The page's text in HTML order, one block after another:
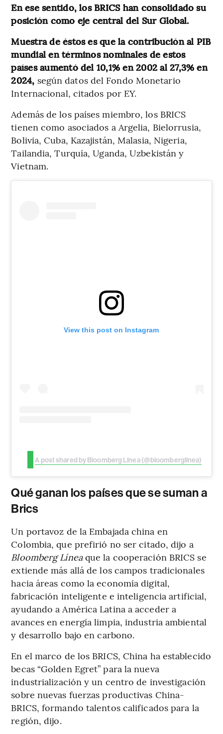
En ese sentido, los BRICS han consolidado su
posición como eje central del Sur Global.
Muestra de éstos es que la contribución al PIB
mundial en términos nominales de estos
países aumentó del 10,1% en 2002 al 27,3% en
2024, según datos del Fondo Monetario
Internacional, citados por EY.
Además de los países miembro, los BRICS
tienen como asociados a Argelia, Bielorrusia,
Bolivia, Cuba, Kazajistán, Malasia, Nigeria,
Tailandia, Turquía, Uganda, Uzbekistán y
Vietnam.
View this post on Instagram
A post shared by Bloomberg Línea (@bloomberglinea)
Qué ganan los países que se suman a
Brics
Un portavoz de la Embajada china en
Colombia, que prefirió no ser citado, dijo a
Bloomberg Líneaque la cooperación BRICS se
extiende más allá de los campos tradicionales
hacia áreas como la economía digital,
fabricación inteligente e inteligencia artificial,
ayudando a América Latina a acceder a
avances en energía limpia, industria ambiental
y desarrollo bajo en carbono.
En el marco de los BRICS, China ha establecido
becas “Golden Egret” para la nueva
industrialización y un centro de investigación
sobre nuevas fuerzas productivas China-
BRICS, formando talentos calificados para la
región, dijo.